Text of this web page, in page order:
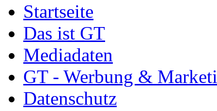
Startseite
Das ist GT
Mediadaten
GT - Werbung &
Datenschutz